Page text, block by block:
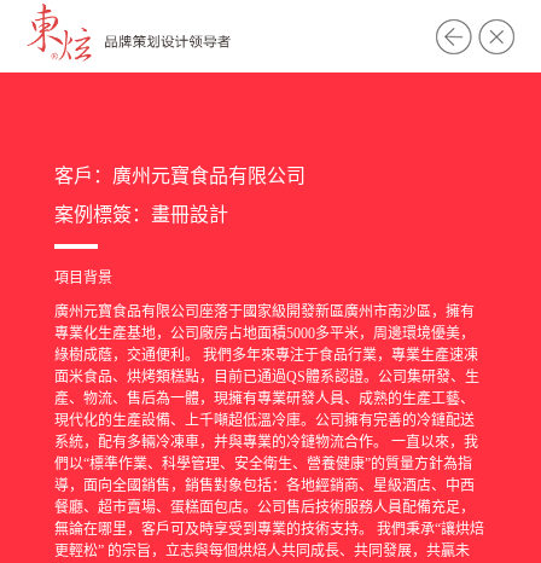
客戶：廣州元寶食品有限公司
案例標簽： 畫冊設計
項目背景
廣州元寶食品有限公司座落于國家級開發新區廣州市南沙區，擁有
專業化生產基地，公司廠房占地面積5000多平米，周邊環境優美，
綠樹成蔭，交通便利。 我們多年來專注于食品行業，專業生產速凍
面米食品、烘烤類糕點，目前已通過QS體系認證。公司集研發、生
產、物流、售后為一體，現擁有專業研發人員、成熟的生產工藝、
現代化的生產設備、上千噸超低溫冷庫。公司擁有完善的冷鏈配送
系統，配有多輛冷凍車，并與專業的冷鏈物流合作。 一直以來，我
們以“標準作業、科學管理、安全衛生、營養健康”的質量方針為指
導，面向全國銷售，銷售對象包括：各地經銷商、星級酒店、中西
餐廳、超市賣場、蛋糕面包店。公司售后技術服務人員配備充足，
無論在哪里，客戶可及時享受到專業的技術支持。 我們秉承“讓烘焙
更輕松” 的宗旨，立志與每個烘焙人共同成長、共同發展，共贏未